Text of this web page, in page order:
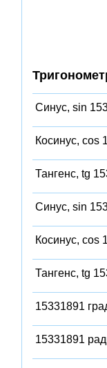
Синус, sin
Косинус, cos
Тангенс, tg
Синус, sin
Косинус, cos
Тангенс, tg
15331891
15331891